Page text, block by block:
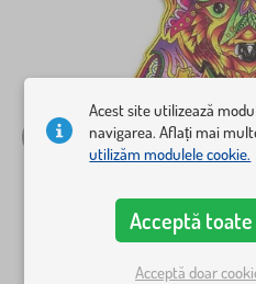
Acest site utilizează
navigarea. Aflați mai
utilizăm modulele cookie.
Acceptă
Acceptă doar